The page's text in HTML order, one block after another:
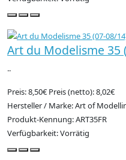
Art du Modelisme 35
..
Preis: 8,50€ Preis (netto): 8,02€
Hersteller / Marke: Art of
Produkt-Kennung: ART35FR
Verfügbarkeit: Vorrätig